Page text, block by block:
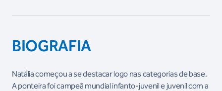
BIOGRAFIA
Natália começou a se destacar logo nas categorias de base.
A ponteira foi campeã mundial infanto-juvenil e juvenil com a